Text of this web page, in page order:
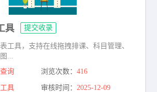
具 提交收录
工具，支持在线拖拽排课、科目管理、
...
询 浏览次数： 416
具 审核时间： 2025-12-09